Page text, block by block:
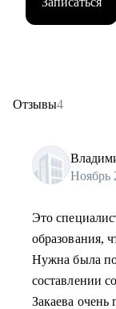
Отзывы4
Ноябрь
Это
образования,
Нужна была
составлении
Закаева